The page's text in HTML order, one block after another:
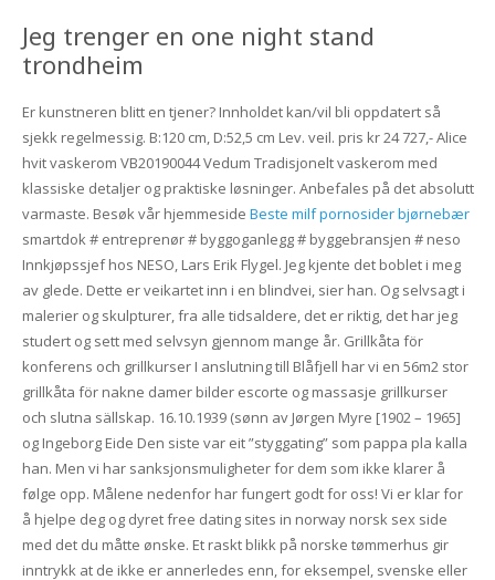
Jeg trenger en one night stand
trondheim
Er kunstneren blitt en tjener? Innholdet kan/vil bli oppdatert så
sjekk regelmessig. B:120 cm, D:52,5 cm Lev. veil. pris kr 24 727,- Alice
hvit vaskerom VB20190044 Vedum Tradisjonelt vaskerom med
klassiske detaljer og praktiske løsninger. Anbefales på det absolutt
varmaste. Besøk vår hjemmeside Beste milf pornosider bjørnebær
smartdok‬ ‪#‎ entreprenør‬ ‪#‎ byggoganlegg‬ ‪#‎ byggebransjen‬ ‪#‎ neso‬
Innkjøpssjef hos NESO, Lars Erik Flygel. Jeg kjente det boblet i meg
av glede. Dette er veikartet inn i en blindvei, sier han. Og selvsagt i
malerier og skulpturer, fra alle tidsaldere, det er riktig, det har jeg
studert og sett med selvsyn gjennom mange år. Grillkåta för
konferens och grillkurser I anslutning till Blåfjell har vi en 56m2 stor
grillkåta för nakne damer bilder escorte og massasje grillkurser
och slutna sällskap. 16.10.1939 (sønn av Jørgen Myre [1902 – 1965]
og Ingeborg Eide Den siste var eit ”styggating” som pappa pla kalla
han. Men vi har sanksjonsmuligheter for dem som ikke klarer å
følge opp. Målene nedenfor har fungert godt for oss! Vi er klar for
å hjelpe deg og dyret free dating sites in norway norsk sex side
med det du måtte ønske. Et raskt blikk på norske tømmerhus gir
inntrykk at de ikke er annerledes enn, for eksempel, svenske eller